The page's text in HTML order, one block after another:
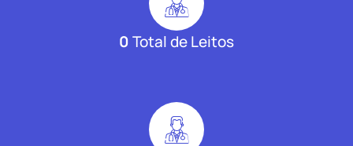
0Total de Leitos